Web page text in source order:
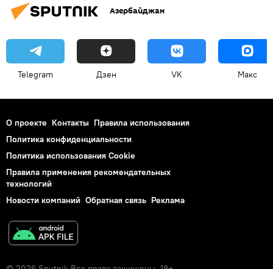
Азербайджан
Telegram Дзен VK Макс
О проекте Контакты Правила использования
Политика конфиденциальности
Политика использования Cookie
Правила применения рекомендательных
технологий
Новости компаний Обратная связь Реклама